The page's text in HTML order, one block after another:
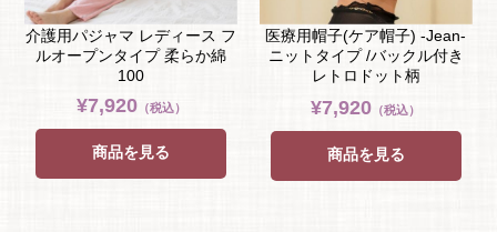
介護用パジャマ レディース フ
ルオープンタイプ 柔らか綿
100
¥7,920（税込）
商品を見る
医療用帽子(ケア帽子) -Jean-
ニットタイプ /バックル付き
レトロドット柄
¥7,920 （税込）
商品を見る